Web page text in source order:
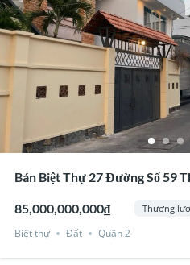
Bán Biệt Thự 27 Đường Số 59
85,000,000,000₫ Thương
Biệt thự Đất Quận 2